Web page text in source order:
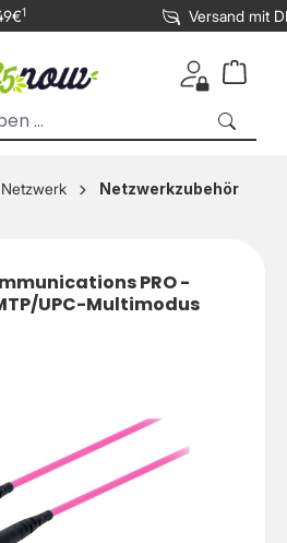
1 Versand mit
Netzwerkzubehör
PRO -
UPC-Multimodus